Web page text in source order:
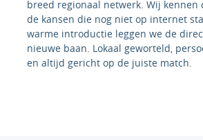
breed regionaal netwerk. Wij kennen
de kansen die nog niet op internet
warme introductie leggen we de
nieuwe baan. Lokaal geworteld,
en altijd gericht op de juiste match.